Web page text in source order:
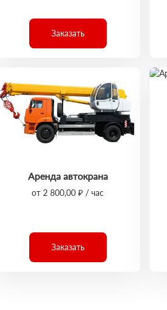
Заказать
Аренда автокрана
от 2 800,00 ₽ / час
Заказать